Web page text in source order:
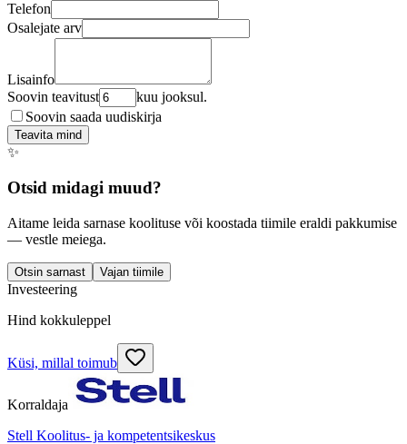
Telefon
Osalejate arv
Lisainfo
Soovin teavitust
kuu jooksul.
Soovin saada uudiskirja
Teavita mind
✨
Otsid midagi muud?
Aitame leida sarnase koolituse või koostada tiimile eraldi pakkumise
— vestle meiega.
Otsin sarnast Vajan tiimile
Investeering
Hind kokkuleppel
Küsi, millal toimub
Korraldaja
Stell Koolitus- ja kompetentsikeskus